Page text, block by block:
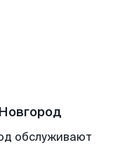
обслуживают